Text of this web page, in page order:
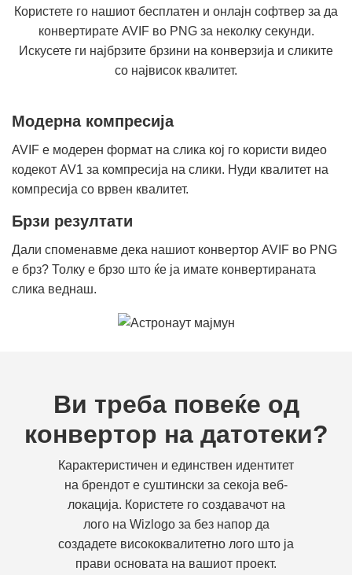
Користете го нашиот бесплатен и онлајн софтвер за да
конвертирате AVIF во PNG за неколку секунди.
Искусете ги најбрзите брзини на конверзија и сликите
со највисок квалитет.
Модерна компресија
AVIF е модерен формат на слика кој го користи видео
кодекот AV1 за компресија на слики. Нуди квалитет на
компресија со врвен квалитет.
Брзи резултати
Дали споменавме дека нашиот конвертор AVIF во PNG
е брз? Толку е брзо што ќе ја имате конвертираната
слика веднаш.
Ви треба повеќе од
конвертор на датотеки?
Карактеристичен и единствен идентитет
на брендот е суштински за секоја веб-
локација. Користете го создавачот на
лого на Wizlogo за без напор да
создадете висококвалитетно лого што ја
прави основата на вашиот проект.